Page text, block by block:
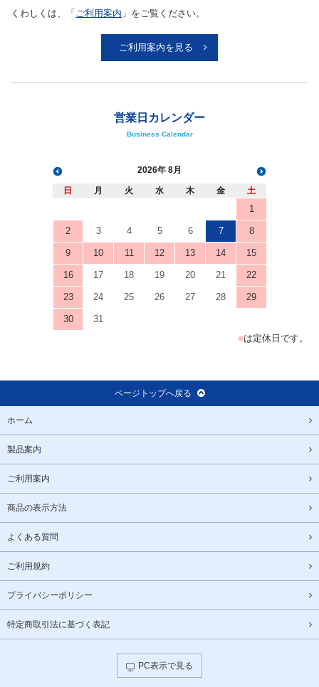
くわしくは、「 ご利用案内 」をご覧ください。
ご利用案内を見る
営業日カレンダー
Business Calendar
2026 8月
日 月 火 水 木 金 土
1
2 3 4 5 6 7 8
9 10 11 12 13 14 15
16 17 18 19 20 21 22
23 24 25 26 27 28 29
30
31
■は定休日です。
ページトップへ戻る
ホーム
製品案内
ご利用案内
商品の表示方法
よくある質問
ご利用規約
プライバシーポリシー
特定商取引法に基づく表記
PC表示で見る